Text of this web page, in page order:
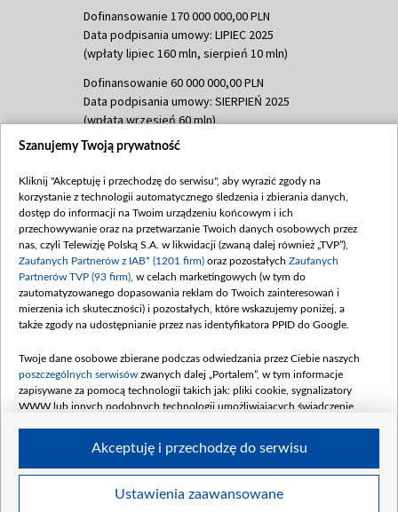
Dofinansowanie 170 000 000,00 PLN
Data podpisania umowy: LIPIEC 2025
(wpłaty lipiec 160 mln, sierpień 10 mln)
Dofinansowanie 60 000 000,00 PLN
Data podpisania umowy: SIERPIEŃ 2025
(wpłata wrzesień 60 mln)
Dofinansowanie 635 783 051,21 PLN
(wpłata wrzesień 100 mln, październik 350
mln, listopad 265 mln)
Dofinansowanie 48 862 000,00 PLN
Data podpisania umowy: GRUDZIEŃ 2025
(wpłata grudzień 60,548 mln)
Dofinansowanie 900 000 000,00 PLN
Data podpisania umowy: LUTY 2026 (wpłata
kwiecień 180 mln, 7 maja 180 mln, 8
czerwca 90 mln)
Dofinansowanie 250 000 000,00 PLN
4 sierpnia 250 mln
Szanujemy Twoją prywatność
Kliknij "Akceptuję i przechodzę do serwisu", aby wyrazić zgody na
korzystanie z technologii automatycznego śledzenia i zbierania danych,
dostęp do informacji na Twoim urządzeniu końcowym i ich
przechowywanie oraz na przetwarzanie Twoich danych osobowych przez
nas, czyli Telewizję Polską S.A. w likwidacji (zwaną dalej również „TVP”),
Zaufanych Partnerów z IAB* (1201 firm) oraz pozostałych Zaufanych
Partnerów TVP (93 firm) , w celach marketingowych (w tym do
zautomatyzowanego dopasowania reklam do Twoich zainteresowań i
mierzenia ich skuteczności) i pozostałych, które wskazujemy poniżej, a
także zgody na udostępnianie przez nas identyfikatora PPID do Google.
Twoje dane osobowe zbierane podczas odwiedzania przez Ciebie naszych
poszczególnych serwisów zwanych dalej „Portalem”, w tym informacje
zapisywane za pomocą technologii takich jak: pliki cookie, sygnalizatory
WWW lub innych podobnych technologii umożliwiających świadczenie
Twoje dane osobowe zbierane podczas odwiedzania przez Ciebie
Ustawienia zaawansowane
Akceptuję i przechodzę do serwisu